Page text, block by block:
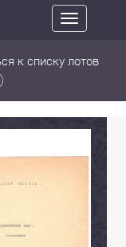
Toggle
navigation
к списку лотов